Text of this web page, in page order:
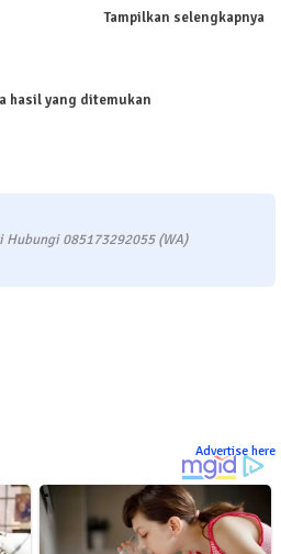
Tampilkan selengkapnya
hasil yang ditemukan
085173292055 (WA)
Advertise here